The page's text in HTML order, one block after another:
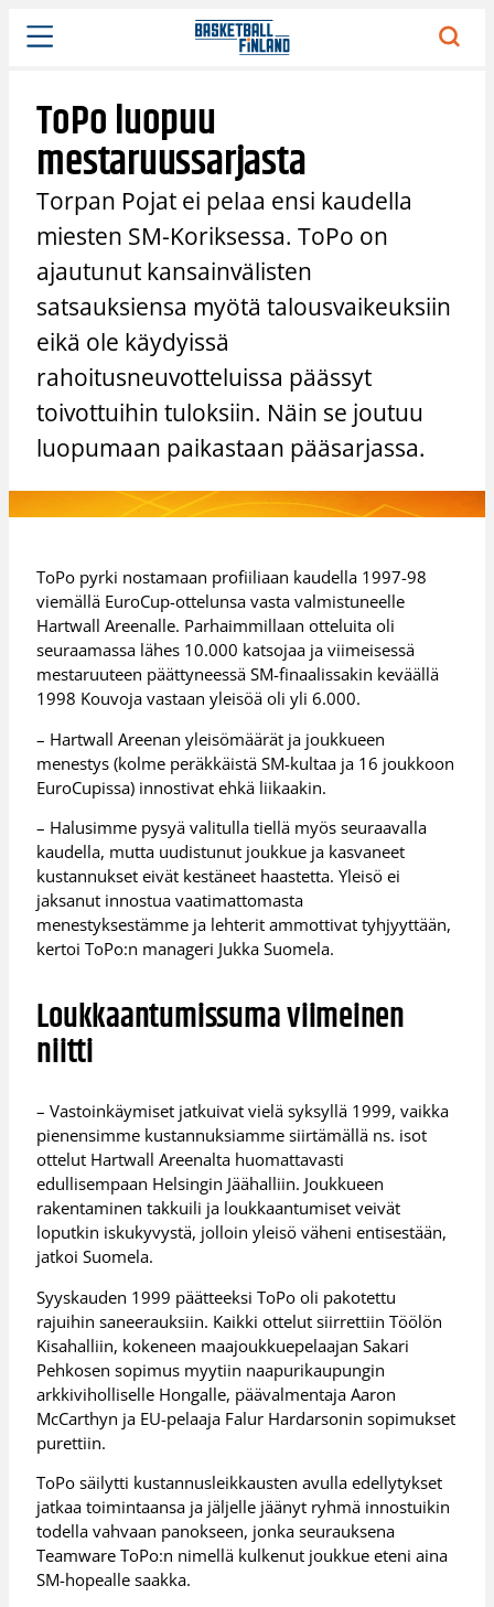
Siirry
sisältöön
ToPo luopuu
mestaruussarjasta
Torpan Pojat ei pelaa ensi kaudella
miesten SM-Koriksessa. ToPo on
ajautunut kansainvälisten
satsauksiensa myötä talousvaikeuksiin
eikä ole käydyissä
rahoitusneuvotteluissa päässyt
toivottuihin tuloksiin. Näin se joutuu
luopumaan paikastaan pääsarjassa.
ToPo pyrki nostamaan profiiliaan kaudella 1997-98
viemällä EuroCup-ottelunsa vasta valmistuneelle
Hartwall Areenalle. Parhaimmillaan otteluita oli
seuraamassa lähes 10.000 katsojaa ja viimeisessä
mestaruuteen päättyneessä SM-finaalissakin keväällä
1998 Kouvoja vastaan yleisöä oli yli 6.000.
– Hartwall Areenan yleisömäärät ja joukkueen
menestys (kolme peräkkäistä SM-kultaa ja 16 joukkoon
EuroCupissa) innostivat ehkä liikaakin.
– Halusimme pysyä valitulla tiellä myös seuraavalla
kaudella, mutta uudistunut joukkue ja kasvaneet
kustannukset eivät kestäneet haastetta. Yleisö ei
jaksanut innostua vaatimattomasta
menestyksestämme ja lehterit ammottivat tyhjyyttään,
kertoi ToPo:n manageri Jukka Suomela.
Loukkaantumissuma viimeinen
niitti
– Vastoinkäymiset jatkuivat vielä syksyllä 1999, vaikka
pienensimme kustannuksiamme siirtämällä ns. isot
ottelut Hartwall Areenalta huomattavasti
edullisempaan Helsingin Jäähalliin. Joukkueen
rakentaminen takkuili ja loukkaantumiset veivät
loputkin iskukyvystä, jolloin yleisö väheni entisestään,
jatkoi Suomela.
Syyskauden 1999 päätteeksi ToPo oli pakotettu
rajuihin saneerauksiin. Kaikki ottelut siirrettiin Töölön
Kisahalliin, kokeneen maajoukkuepelaajan Sakari
Pehkosen sopimus myytiin naapurikaupungin
arkkiviholliselle Hongalle, päävalmentaja Aaron
McCarthyn ja EU-pelaaja Falur Hardarsonin sopimukset
purettiin.
ToPo säilytti kustannusleikkausten avulla edellytykset
jatkaa toimintaansa ja jäljelle jäänyt ryhmä innostuikin
todella vahvaan panokseen, jonka seurauksena
Teamware ToPo:n nimellä kulkenut joukkue eteni aina
SM-hopealle saakka.